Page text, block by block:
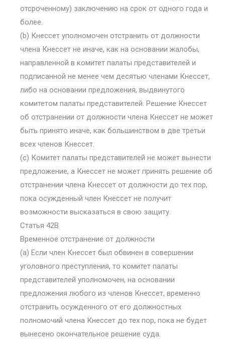
отсроченному) заключению на срок от одного года и
более.
(b) Кнессет уполномочен отстранить от должности
члена Кнессет не иначе, как на основании жалобы,
направленной в комитет палаты представителей и
подписанной не менее чем десятью членами Кнессет,
либо на основании предложения, выдвинутого
комитетом палаты представителей. Решение Кнессет
об отстранении от должности члена Кнессет не может
быть принято иначе, как большинством в две третьи
всех членов Кнессет.
(c) Комитет палаты представителей не может вынести
предложение, а Кнессет не может принять решение об
отстранении члена Кнессет от должности до тех пор,
пока осужденный член Кнессет не получит
возможности высказаться в свою защиту.
Статья 42В
Временное отстранение от должности
(a) Если член Кнессет был обвинен в совершении
уголовного преступления, то комитет палаты
представителей уполномочен, на основании
предложения любого из членов Кнессет, временно
отстранить осужденного от его должностных
полномочий члена Кнессет до тех пор, пока не будет
вынесено окончательное решение суда.